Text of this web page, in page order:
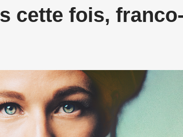
cette fois, franco-